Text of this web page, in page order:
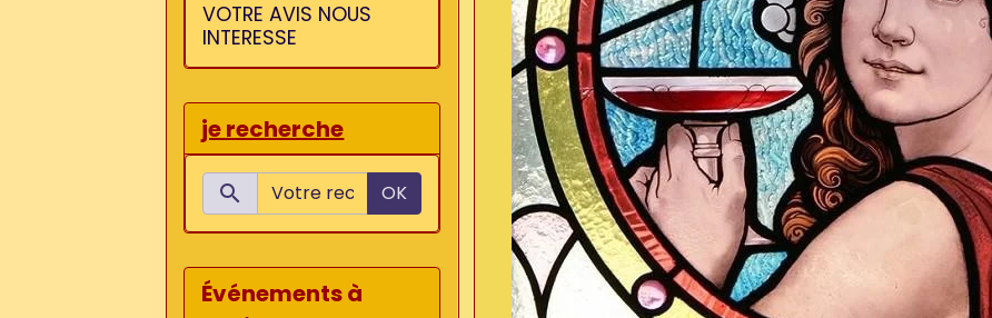
VOTRE AVIS NOUS
INTERESSE
je recherche
OK
Événements à